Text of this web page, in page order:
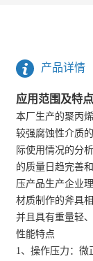
产品详情
应用范围及特点
本厂生产的聚丙
较强腐蚀性介质
际使用情况的分
的质量日趋完善
压产品生产企业
材质制作的斧具
并且具有重量轻
性能特点
1、操作压力：微